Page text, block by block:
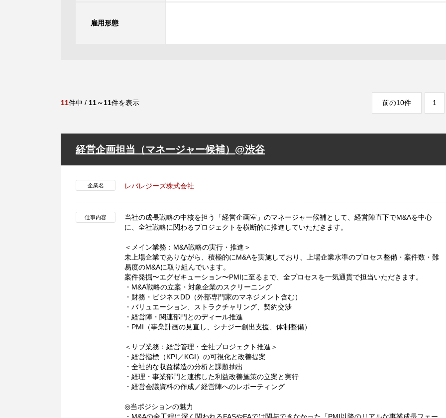
雇用形態
11件中 / 11～11件を表示 前の10件 1
経営企画担当（マネージャー候補）@渋谷
企業名 レバレジーズ株式会社
仕事内容
当社の成長戦略の中核を担う「経営企画室」のマネージャー候補として、経営陣直下でM&Aを中心
に、全社戦略に関わるプロジェクトを横断的に推進していただきます。
＜メイン業務：M&A戦略の実行・推進＞
未上場企業でありながら、積極的にM&Aを実施しており、上場企業水準のプロセス整備・案件数・難
易度のM&Aに取り組んでいます。
案件発掘〜エグゼキューション〜PMIに至るまで、全プロセスを一気通貫で担当いただきます。
・M&A戦略の立案・対象企業のスクリーニング
・財務・ビジネスDD（外部専門家のマネジメント含む）
・バリュエーション、ストラクチャリング、契約交渉
・経営陣・関連部門とのディール推進
・PMI（事業計画の見直し、シナジー創出支援、体制整備）
＜サブ業務：経営管理・全社プロジェクト推進＞
・経営指標（KPI／KGI）の可視化と改善提案
・全社的な収益構造の分析と課題抽出
・経理・事業部門と連携した利益改善施策の立案と実行
・経営会議資料の作成／経営陣へのレポーティング
◎当ポジションの魅力